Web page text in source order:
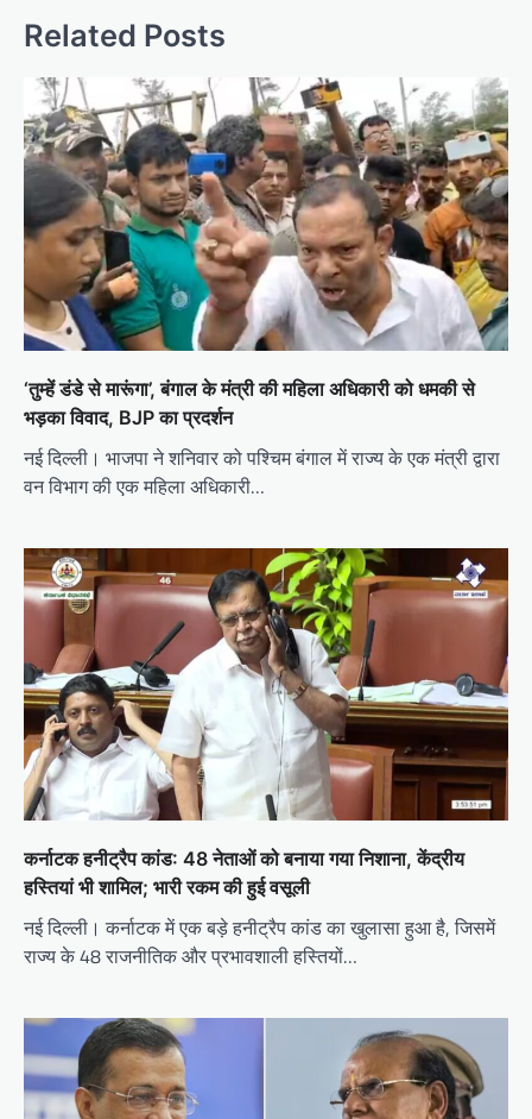
Related Posts
‘तुम्हें डंडे से मारूंगा’, बंगाल के मंत्री की महिला अधिकारी को धमकी से
भड़का विवाद, BJP का प्रदर्शन
नई दिल्ली। भाजपा ने शनिवार को पश्चिम बंगाल में राज्य के एक मंत्री द्वारा
वन विभाग की एक महिला अधिकारी…
कर्नाटक हनीट्रैप कांड: 48 नेताओं को बनाया गया निशाना, केंद्रीय
हस्तियां भी शामिल; भारी रकम की हुई वसूली
नई दिल्ली। कर्नाटक में एक बड़े हनीट्रैप कांड का खुलासा हुआ है, जिसमें
राज्य के 48 राजनीतिक और प्रभावशाली हस्तियों…